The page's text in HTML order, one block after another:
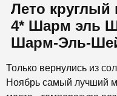
Лето круглый
4* Шарм эль
Шарм-Эль-
Только вернулись из
Ноябрь самый лучший